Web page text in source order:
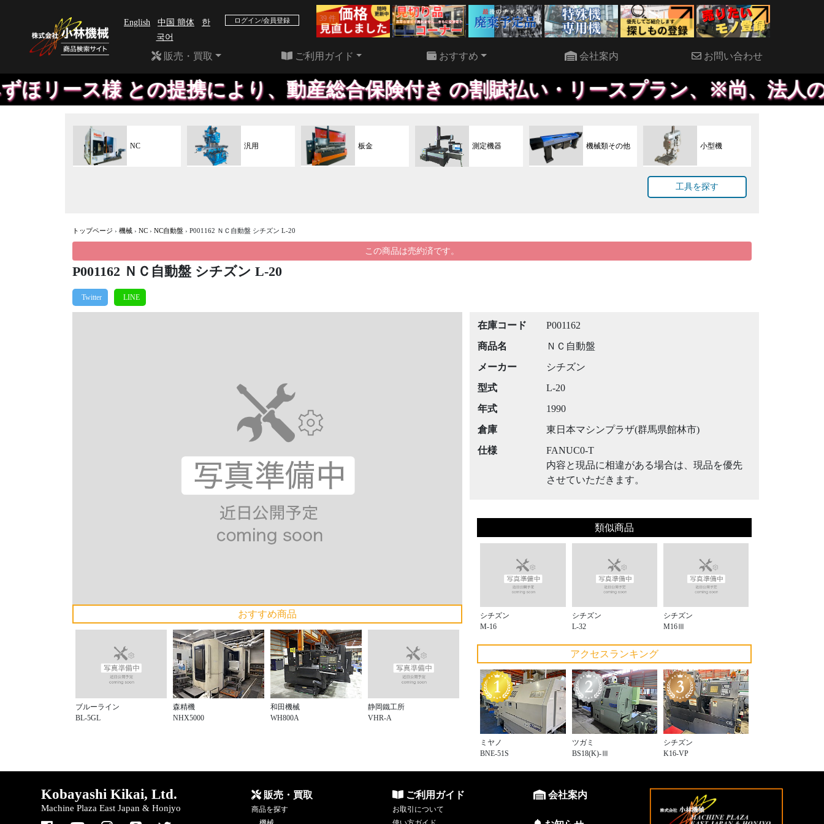
English 中国 簡体
한
국어
ログイン/会員登録 39 件 22 件
販売・買取 ご利用ガイド おすすめ 会社案内 お問い合わせ
との提携により、動産総合保険付き の割賦払い・リースプラン、※尚、法人のみ対象
NC 汎用 板金 測定機器 機械類その他 小型機
工具を探す
トップページ › 機械 › NC › NC自動盤 › P001162 ＮＣ自動盤 シチズン L-20
この商品は売約済です。
P001162 ＮＣ自動盤 シチズン L-20
おすすめ商品
ブルーライン
BL-5GL
森精機
NHX5000
和田機械
WH800A
静岡鐵工所
VHR-A
在庫コード
P001162
商品名
ＮＣ自動盤
メーカー
シチズン
型式
L-20
年式
1990
倉庫
東日本マシンプラザ(群馬県館林市)
仕様
FANUC0-T
内容と現品に相違がある場合は、現品を優先
させていただきます。
類似商品
シチズン
M-16
シチズン
L-32
シチズン
M16Ⅲ
アクセスランキング
ミヤノ
BNE-51S
ツガミ
BS18(K)-Ⅲ
シチズン
K16-VP
Kobayashi Kikai, Ltd.
Machine Plaza East Japan & Honjyo
販売・買取
商品を探す
ご利用ガイド
お取引について
会社案内